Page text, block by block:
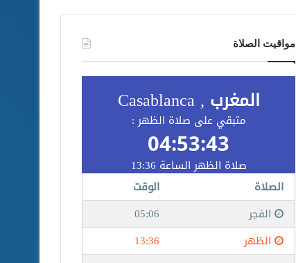
مواقيت الصلاة